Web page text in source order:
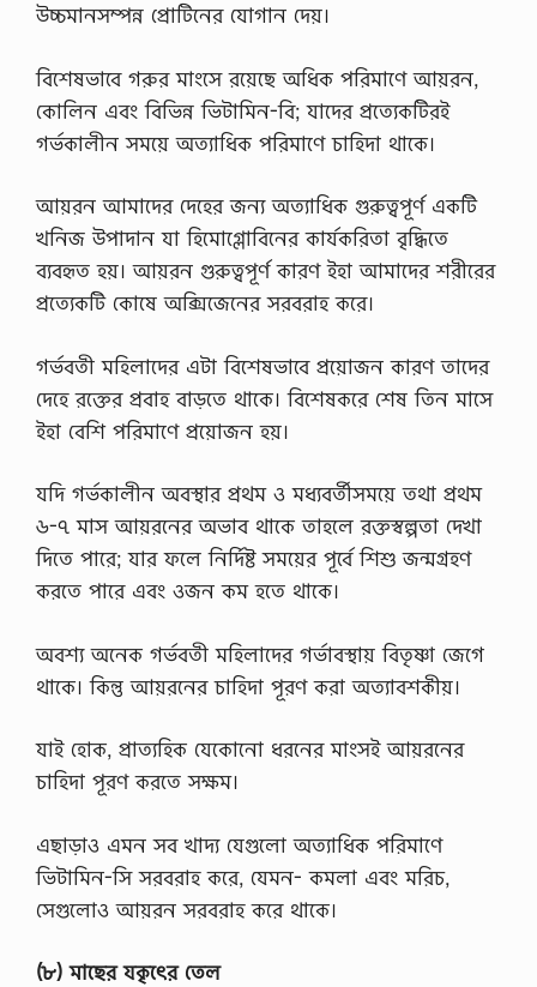
উচ্চমানসম্পন্ন প্রোটিনের যোগান দেয়।
বিশেষভাবে গরুর মাংসে রয়েছে অধিক পরিমাণে আয়রন,
কোলিন এবং বিভিন্ন ভিটামিন-বি; যাদের প্রত্যেকটিরই
গর্ভকালীন সময়ে অত্যাধিক পরিমাণে চাহিদা থাকে।
আয়রন আমাদের দেহের জন্য অত্যাধিক গুরুত্বপূর্ণ একটি
খনিজ উপাদান যা হিমোগ্লোবিনের কার্যকরিতা বৃদ্ধিতে
ব্যবহৃত হয়। আয়রন গুরুত্বপূর্ণ কারণ ইহা আমাদের শরীরের
প্রত্যেকটি কোষে অক্সিজেনের সরবরাহ করে।
গর্ভবতী মহিলাদের এটা বিশেষভাবে প্র‍য়োজন কারণ তাদের
দেহে রক্তের প্রবাহ বাড়তে থাকে। বিশেষকরে শেষ তিন মাসে
ইহা বেশি পরিমাণে প্রয়োজন হয়।
যদি গর্ভকালীন অবস্থার প্রথম ও মধ্যবর্তীসময়ে তথা প্রথম
৬-৭ মাস আয়রনের অভাব থাকে তাহলে রক্তস্বল্পতা দেখা
দিতে পারে; যার ফলে নির্দিষ্ট সময়ের পূর্বে শিশু জন্মগ্রহণ
করতে পারে এবং ওজন কম হতে থাকে।
অবশ্য অনেক গর্ভবতী মহিলাদের গর্ভাবস্থায় বিতৃষ্ণা জেগে
থাকে। কিন্তু আয়রনের চাহিদা পূরণ করা অত্যাবশকীয়।
যাই হোক, প্রাত্যহিক যেকোনো ধরনের মাংসই আয়রনের
চাহিদা পূরণ করতে সক্ষম।
এছাড়াও এমন সব খাদ্য যেগুলো অত্যাধিক পরিমাণে
ভিটামিন-সি সরবরাহ করে, যেমন- কমলা এবং মরিচ,
সেগুলোও আয়রন সরবরাহ করে থাকে।
(৮) মাছের যকৃৎের তেল